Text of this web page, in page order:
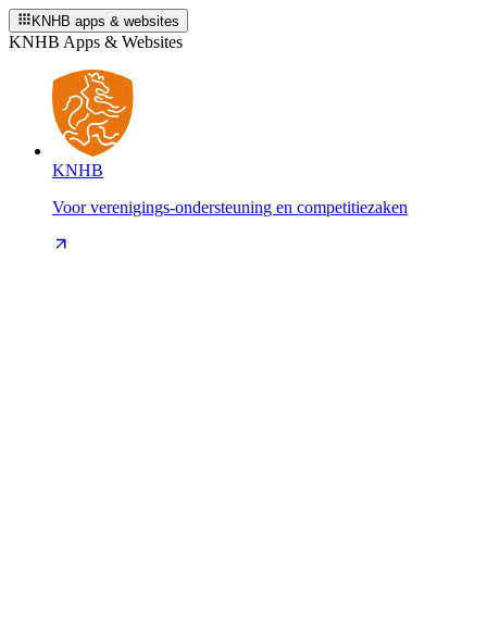
KNHB apps & websites
KNHB Apps & Websites
KNHB
Voor verenigings-ondersteuning en competitiezaken